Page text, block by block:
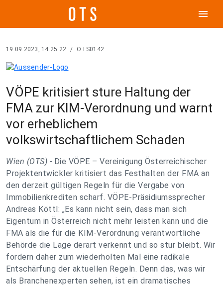
menu
19.09.2023, 14:25:22 / OTS0142
VÖPE kritisiert sture Haltung der
FMA zur KIM-Verordnung und warnt
vor erheblichem
volkswirtschaftlichem Schaden
Wien (OTS) - Die VÖPE – Vereinigung Österreichischer
Projektentwickler kritisiert das Festhalten der FMA an
den derzeit gültigen Regeln für die Vergabe von
Immobilienkrediten scharf. VÖPE-Präsidiumssprecher
Andreas Köttl: „Es kann nicht sein, dass man sich
Eigentum in Österreich nicht mehr leisten kann und die
FMA als die für die KIM-Verordnung verantwortliche
Behörde die Lage derart verkennt und so stur bleibt. Wir
fordern daher zum wiederholten Mal eine radikale
Entschärfung der aktuellen Regeln. Denn das, was wir
als Branchenexperten sehen, ist ein dramatisches